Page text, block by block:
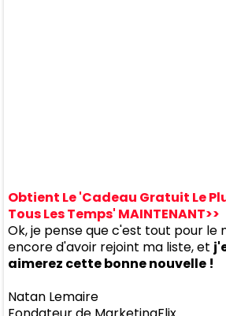
Obtient Le 'Cadeau Gratuit Le
Tous Les Temps' MAINTENANT>>
Ok, je pense que c'est tout pour le
encore d'avoir rejoint ma liste, et
aimerez cette bonne nouvelle !
Natan Lemaire